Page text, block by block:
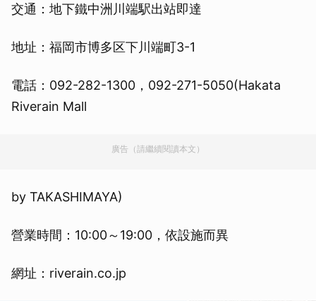
交通：地下鐵中洲川端駅出站即達
地址：福岡市博多区下川端町3-1
電話：092-282-1300，092-271-5050(Hakata
Riverain Mall
廣告（請繼續閱讀本文）
by TAKASHIMAYA)
營業時間：10:00～19:00，依設施而異
網址：riverain.co.jp